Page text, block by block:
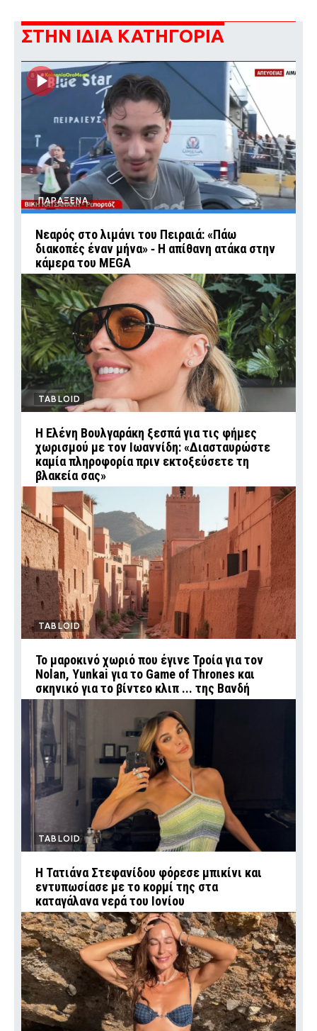
ΣΤΗΝ ΙΔΙΑ ΚΑΤΗΓΟΡΙΑ
ΠΑΡΑΞΕΝΑ
Νεαρός στο λιμάνι του Πειραιά: «Πάω
διακοπές έναν μήνα» ‑ Η απίθανη ατάκα στην
κάμερα του MEGA
TABLOID
Η Ελένη Βουλγαράκη ξεσπά για τις φήμες
χωρισμού με τον Ιωαννίδη: «Διασταυρώστε
καμία πληροφορία πριν εκτοξεύσετε τη
βλακεία σας»
TABLOID
Το μαροκινό χωριό που έγινε Τροία για τον
Nolan, Yunkai για το Game of Thrones και
σκηνικό για το βίντεο κλιπ ... της Βανδή
TABLOID
Η Τατιάνα Στεφανίδου φόρεσε μπικίνι και
εντυπωσίασε με το κορμί της στα
καταγάλανα νερά του Ιονίου